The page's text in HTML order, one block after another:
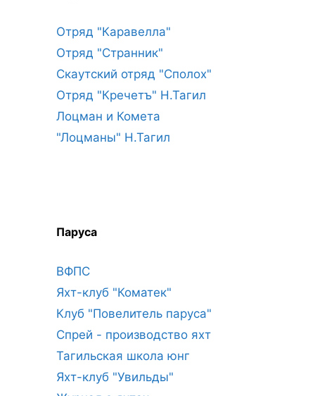
Отряд "Каравелла"
Отряд "Странник"
Скаутский отряд "Сполох"
Отряд "Кречетъ" Н.Тагил
Лоцман и Комета
"Лоцманы" Н.Тагил
Паруса
ВФПС
Яхт-клуб "Коматек"
Клуб "Повелитель паруса"
Спрей - производство яхт
Тагильская школа юнг
Яхт-клуб "Увильды"